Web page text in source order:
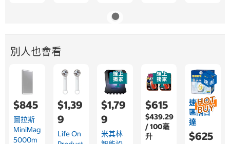
別人也會看
$845
圖拉斯
MiniMag
5000m
$1,39
9
Life On
$1,79
9
米其林
$615
$439.29
/ 100毫
升
速配限
區隔日
達
$625